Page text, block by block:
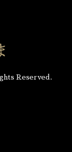
Reserved.